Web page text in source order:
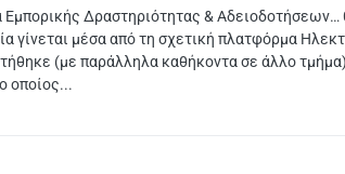
Δραστηριότητας & Αδειοδοτήσεων…
γίνεται μέσα από τη σχετική πλατφόρμα
(με παράλληλα καθήκοντα σε άλλο
οποίος...